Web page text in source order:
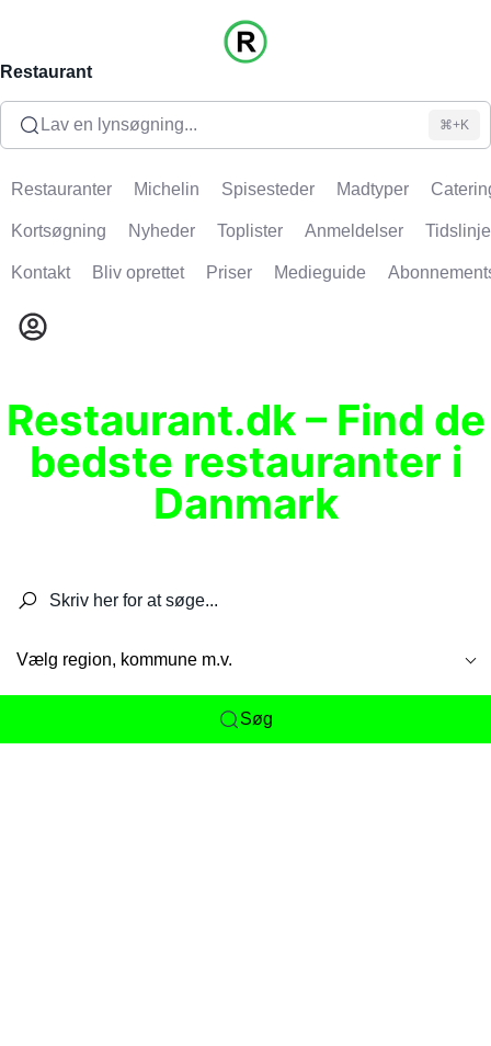
Restaurant
Lav en lynsøgning... ⌘+K
Restauranter Michelin Spisesteder Madtyper
Kortsøgning Nyheder Toplister Anmeldelser Tidslinje
Kontakt Bliv oprettet Priser Medieguide
Restaurant.dk – Find de
bedste restauranter i
Danmark
Vælg region, kommune m.v.
Søg